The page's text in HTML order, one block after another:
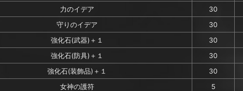
力のイデア
30
守りのイデア
30
強化石(武器)＋１
30
強化石(防具)＋１
30
強化石(装飾品)＋１
30
女神の護符
5